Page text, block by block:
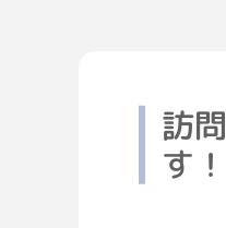
訪
す！